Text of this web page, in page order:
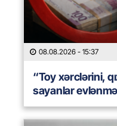
08.08.2026 - 15:37
“Toy xərclərini,
sayanlar